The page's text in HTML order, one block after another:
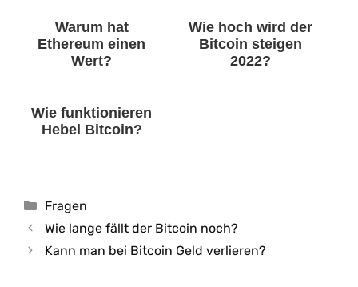
Warum hat
Ethereum einen
Wert?
Wie hoch wird der
Bitcoin steigen
2022?
Wie funktionieren
Hebel Bitcoin?
Kategorien
Fragen
Wie lange fällt der Bitcoin noch?
Kann man bei Bitcoin Geld verlieren?